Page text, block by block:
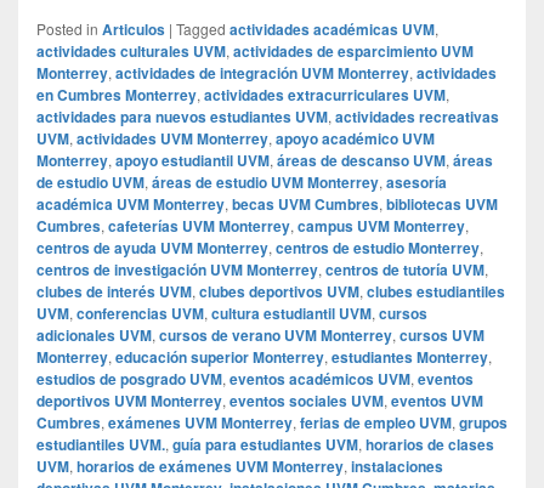
Posted in Articulos | Tagged actividades académicas UVM,
actividades culturales UVM, actividades de esparcimiento UVM
Monterrey, actividades de integración UVM Monterrey, actividades
en Cumbres Monterrey, actividades extracurriculares UVM,
actividades para nuevos estudiantes UVM, actividades recreativas
UVM, actividades UVM Monterrey, apoyo académico UVM
Monterrey, apoyo estudiantil UVM, áreas de descanso UVM, áreas
de estudio UVM, áreas de estudio UVM Monterrey, asesoría
académica UVM Monterrey, becas UVM Cumbres, bibliotecas UVM
Cumbres, cafeterías UVM Monterrey, campus UVM Monterrey,
centros de ayuda UVM Monterrey, centros de estudio Monterrey,
centros de investigación UVM Monterrey, centros de tutoría UVM,
clubes de interés UVM, clubes deportivos UVM, clubes estudiantiles
UVM, conferencias UVM, cultura estudiantil UVM, cursos
adicionales UVM, cursos de verano UVM Monterrey, cursos UVM
Monterrey, educación superior Monterrey, estudiantes Monterrey,
estudios de posgrado UVM, eventos académicos UVM, eventos
deportivos UVM Monterrey, eventos sociales UVM, eventos UVM
Cumbres, exámenes UVM Monterrey, ferias de empleo UVM, grupos
estudiantiles UVM., guía para estudiantes UVM, horarios de clases
UVM, horarios de exámenes UVM Monterrey, instalaciones